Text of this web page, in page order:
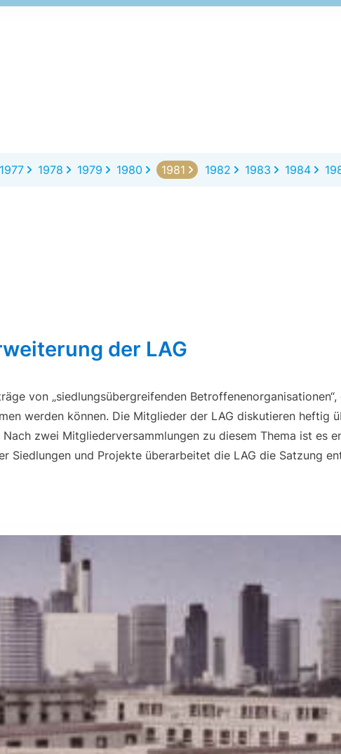
1977 1978 1979 1980 1981 1982 1983 1984
der LAG
von „siedlungsübergreifenden
werden können. Die Mitglieder der LAG diskutieren heftig
zwei Mitgliederversammlungen zu diesem Thema ist es
Siedlungen und Projekte überarbeitet die LAG die Satzung